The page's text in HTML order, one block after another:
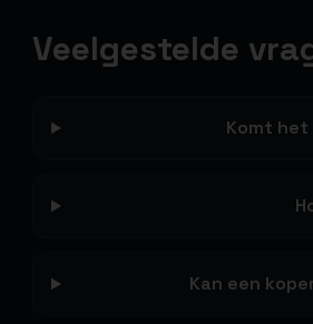
Veelgestelde
Komt het
Kan een